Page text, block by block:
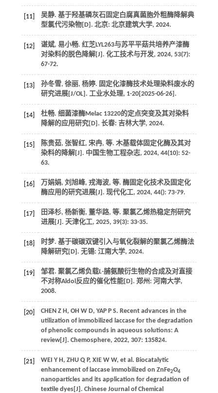
[11]
吴静. 基于羟基磷灰石固定白腐真菌胞外粗酶降解典
型氯代污染物[D]. 北京: 北京建筑大学, 2024.
[12]
谌斌, 易小畅. 红芝LYL263与苏平平菇共培养产漆酶
对染料的脱色降解[J]. 化工技术与开发, 2024, 53(7):
67-72.
[13]
孙冬雪, 徐丽, 杨婷. 固定化漆酶技术处理染料废水的
研究进展[J/OL]. 工业水处理, 1-20[2025-06-26].
[14]
杜畅. 细菌漆酶Melac 13220的定点突变及其对染料
降解的应用研究[D]. 长春: 吉林大学, 2024.
[15] 陈贵茹, 张智红, 宋冉, 等. 木基载体固定化酶及其对
染料的降解[J]. 中国生物工程杂志, 2024, 44(10): 52-
63.
[16] 万娟娟, 刘旭峰, 戎海波, 等. 酶固定化技术及固定化
酶应用的研究进展[J]. 现代化工, 2024, 44(): 73-79.
[17] 田泽杉, 杨新衡, 董华路, 等. 聚氯乙烯热稳定剂研究
进展[J]. 天津化工, 2025, 39(3): 33-35.
[18]
时梦. 基于碳碳双键引入与氧化裂解的聚氯乙烯酶法
降解研究[D]. 无锡: 江南大学, 2024.
[19] 邹君. 聚氯乙烯负载L-脯氨酸衍生物的合成及对直接
不对称Aldol反应的催化性能[D]. 郑州: 河南大学,
2008.
[20] CHEN Z H, OH W D, YAP P S. Recent advances in the
utilization of immobilized laccase for the degradation
of phenolic compounds in aqueous solutions: A
review[J]. Chemosphere, 2022, 307: 135824.
[21] WEI Y H, ZHU Q P, XIE W W, et al. Biocatalytic
enhancement of laccase immobilized on ZnFe2O4
nanoparticles and its application for degradation of
textile dyes[J]. Chinese Journal of Chemical